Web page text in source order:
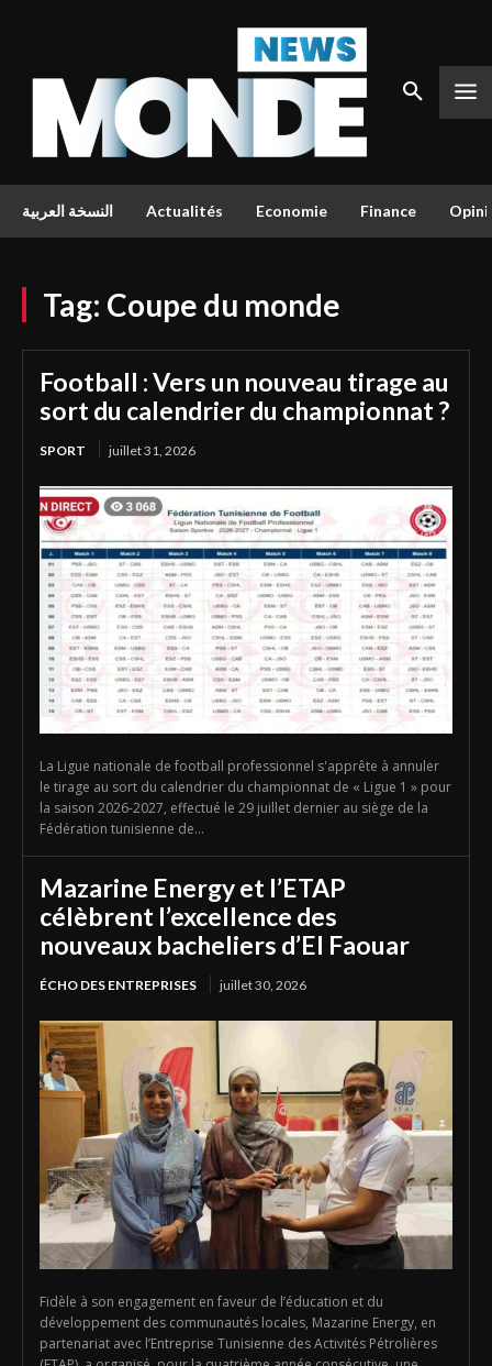
النسخة العربية Actualités Economie Finance
Tag: Coupe du monde
Football : Vers un nouveau tirage au
sort du calendrier du championnat ?
SPORT juillet 31, 2026
La Ligue nationale de football professionnel s'apprête à annuler
le tirage au sort du calendrier du championnat de « Ligue 1 » pour
la saison 2026-2027, effectué le 29 juillet dernier au siège de la
Fédération tunisienne de...
Mazarine Energy et l’ETAP
célèbrent l’excellence des
nouveaux bacheliers d’El Faouar
ÉCHO DES ENTREPRISES juillet 30, 2026
Fidèle à son engagement en faveur de l’éducation et du
développement des communautés locales, Mazarine Energy, en
partenariat avec l’Entreprise Tunisienne des Activités Pétrolières